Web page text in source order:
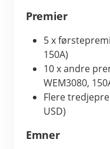
Premier
5 x
150A)
10 x andre
WEM3080,
Flere
USD)
Emner